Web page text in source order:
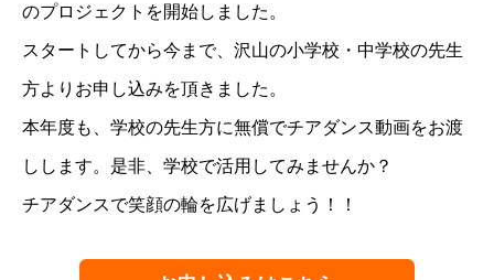
のプロジェクトを開始しました。
スタートしてから今まで、沢山の小学校・中学校の先生
方よりお申し込みを頂きました。
本年度も、学校の先生方に無償でチアダンス動画をお渡
しします。是非、学校で活用してみませんか？
チアダンスで笑顔の輪を広げましょう！！